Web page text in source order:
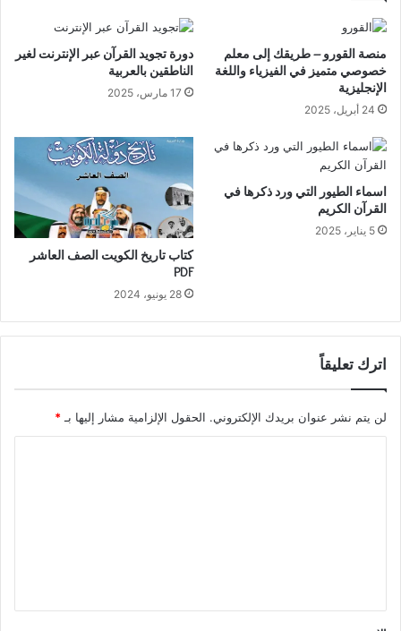
منصة القورو – طريقك إلى معلم
خصوصي متميز في الفيزياء واللغة
الإنجليزية
24 أبريل، 2025
دورة تجويد القرآن عبر الإنترنت لغير
الناطقين بالعربية
17 مارس، 2025
اسماء الطيور التي ورد ذكرها في
القرآن الكريم
5 يناير، 2025
كتاب تاريخ الكويت الصف العاشر
PDF
28 يونيو، 2024
اترك تعليقاً
لن يتم نشر عنوان بريدك الإلكتروني. الحقول الإلزامية مشار إليها بـ *
ق